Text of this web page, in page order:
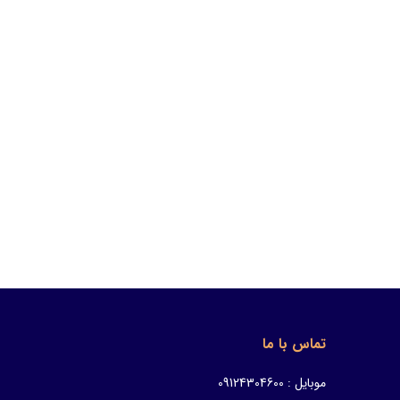
تماس با ما
موبایل : 09124304600